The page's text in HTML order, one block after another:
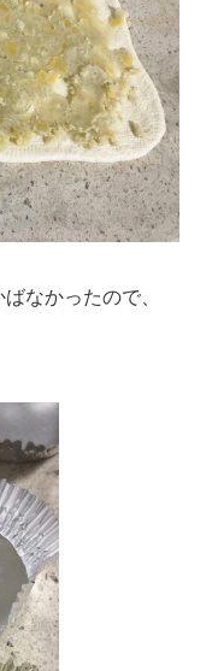
なかったので、